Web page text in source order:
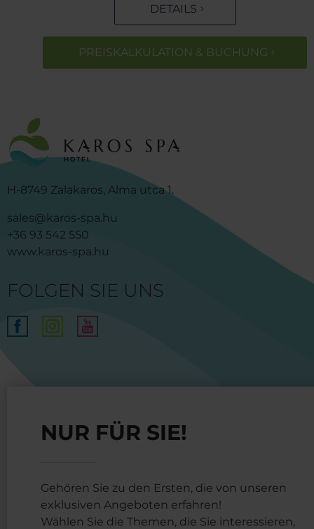
DETAILS
PREISKALKULATION & BUCHUNG
H-8749 Zalakaros, Alma utca 1.
sales@karos-spa.hu
+36 93 542 550
www.karos-spa.hu
FOLGEN SIE UNS
NUR FÜR SIE!
Gehören Sie zu den Ersten, die von unseren
exklusiven Angeboten erfahren!
Wählen Sie die Themen, die Sie interessieren,